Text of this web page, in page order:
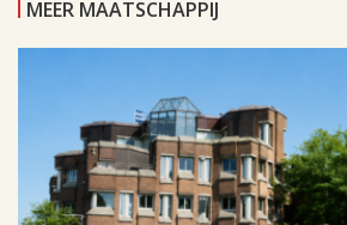
MEER MAATSCHAPPIJ